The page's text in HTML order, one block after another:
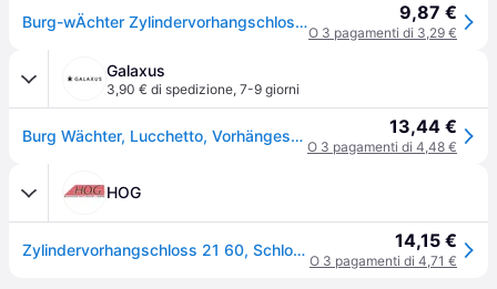
Burg-wÄchter Zylindervorhangschloss 21 60 Schlosskörper-B.60mm VA 9,87 €
O 3 pagamenti di 3,29 €
Galaxus
3,90 € di spedizione, 7-9 giorni
Burg Wächter, Lucchetto, Vorhängeschloss 21 60 13,44 €
O 3 pagamenti di 4,48 €
HOG
Zylindervorhangschloss 21 60, Schlosskörper-B.60mm VA versch.-schl.BURG-WÄCHTER 14,15 €
O 3 pagamenti di 4,71 €